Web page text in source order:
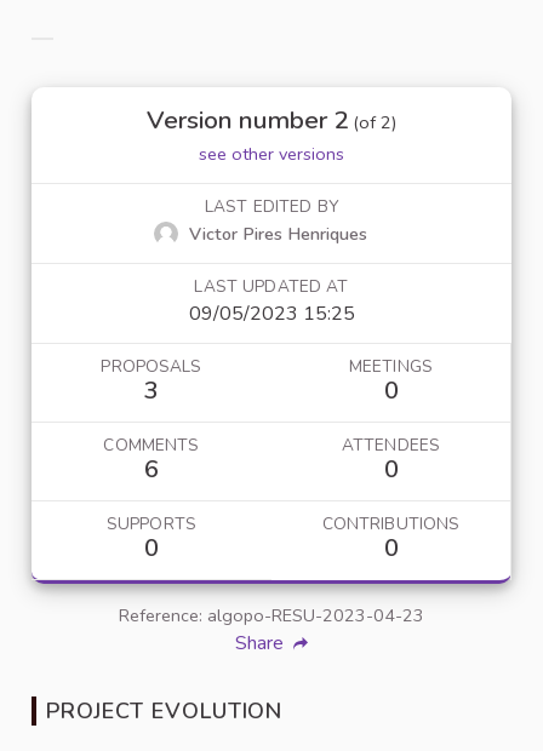
Version number 2 (of 2)
see other versions
LAST EDITED BY
Victor Pires Henriques
LAST UPDATED AT
09/05/2023 15:25
PROPOSALS
3
MEETINGS
0
COMMENTS
6
ATTENDEES
0
SUPPORTS
0
CONTRIBUTIONS
0
Reference: algopo-RESU-2023-04-23
Share
PROJECT EVOLUTION